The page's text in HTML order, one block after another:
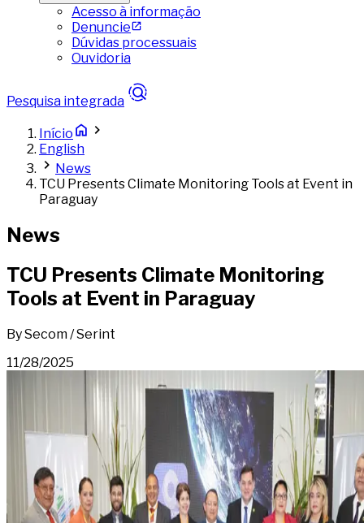
Acesso à informação
Denuncie
Dúvidas processuais
Ouvidoria
Pesquisa integrada
Início
English
News
TCU Presents Climate Monitoring Tools at Event in
Paraguay
News
TCU Presents Climate Monitoring
Tools at Event in Paraguay
By Secom / Serint
11/28/2025